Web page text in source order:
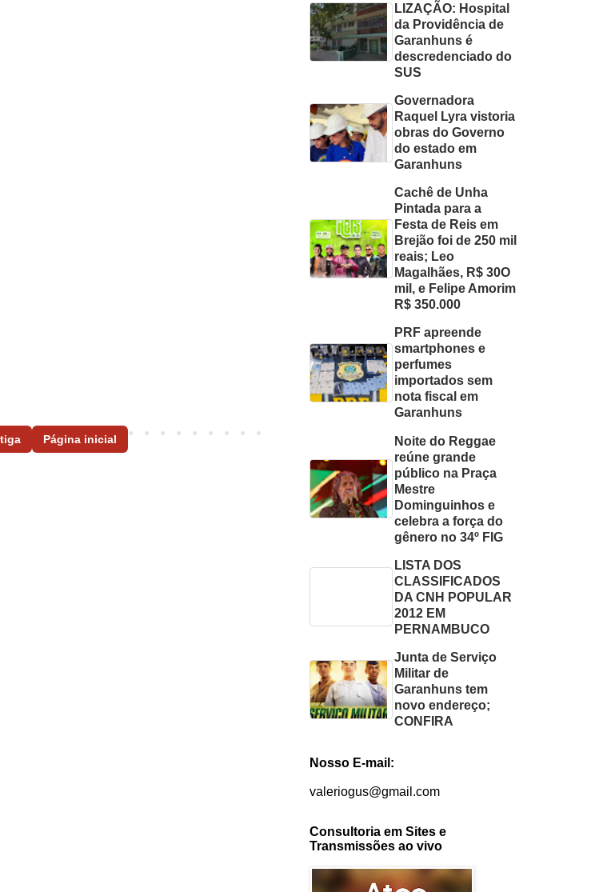
Página inicial
LIZAÇÃO: Hospital
da Providência de
Garanhuns é
descredenciado do
SUS
Governadora
Raquel Lyra vistoria
obras do Governo
do estado em
Garanhuns
Cachê de Unha
Pintada para a
Festa de Reis em
Brejão foi de 250 mil
reais; Leo
Magalhães, R$ 30O
mil, e Felipe Amorim
R$ 350.000
PRF apreende
smartphones e
perfumes
importados sem
nota fiscal em
Garanhuns
Noite do Reggae
reúne grande
público na Praça
Mestre
Dominguinhos e
celebra a força do
gênero no 34º FIG
LISTA DOS
CLASSIFICADOS
DA CNH POPULAR
2012 EM
PERNAMBUCO
Junta de Serviço
Militar de
Garanhuns tem
novo endereço;
CONFIRA
Nosso E-mail:
valeriogus@gmail.com
Consultoria em Sites e
Transmissões ao vivo